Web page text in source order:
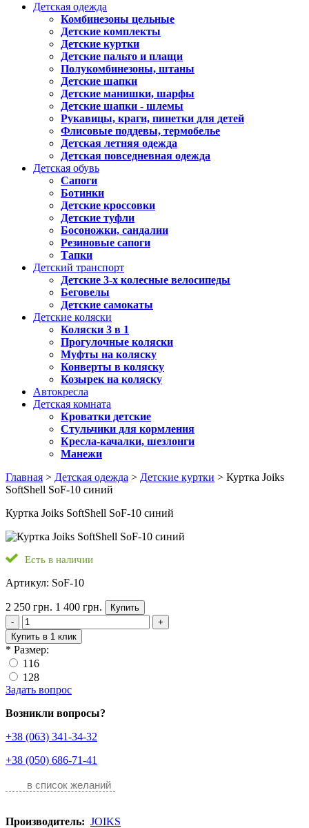
Детская одежда
Комбинезоны цельные
Детские комплекты
Детские куртки
Детские пальто и плащи
Полукомбинезоны, штаны
Детские шапки
Детские манишки, шарфы
Детские шапки - шлемы
Рукавицы, краги, пинетки для детей
Флисовые поддевы, термобелье
Детская летняя одежда
Детская повседневная одежда
Детская обувь
Сапоги
Ботинки
Детские кроссовки
Детские туфли
Босоножки, сандалии
Резиновые сапоги
Тапки
Детский транспорт
Детские 3-х колесные велосипеды
Беговелы
Детские самокаты
Детские коляски
Коляски 3 в 1
Прогулочные коляски
Муфты на коляску
Конверты в коляску
Козырек на коляску
Автокресла
Детская комната
Кроватки детские
Стульчики для кормления
Кресла-качалки, шезлонги
Манежи
Главная > Детская одежда > Детские куртки > Куртка Joiks
SoftShell SoF-10 синий
Куртка Joiks SoftShell SoF-10 синий
Есть в наличии
Артикул: SoF-10
2 250 грн. 1 400 грн.
Купить
-
+
Купить в 1 клик
* Размер:
116
128
Задать вопрос
Возникли вопросы?
+38 (063) 341-34-32
+38 (050) 686-71-41
в список желаний
Производитель: JOIKS